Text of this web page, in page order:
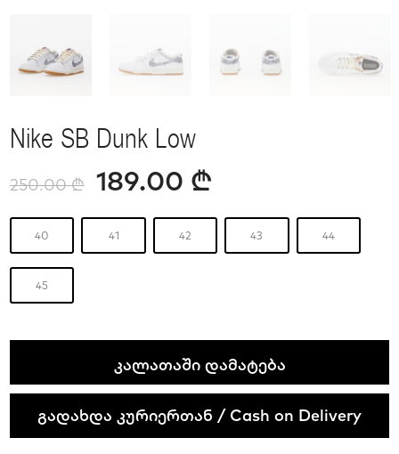
Nike SB Dunk Low
250.00₾ 189.00 ₾
40 41 42 43 44
45
Dunk
quantity
ᲙᲐᲚᲐᲗᲐᲨᲘ ᲓᲐᲛᲐᲢᲔᲑᲐ
გადახდა კურიერთან / Cash on Delivery